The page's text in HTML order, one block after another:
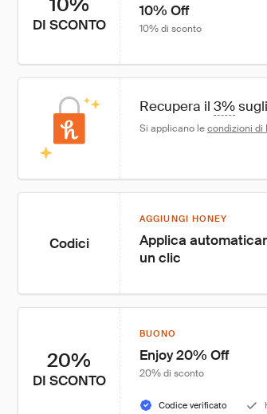
DI SCONTO
10% Off
10% di sconto
Recupera il 3%
Si applicano le condizioni di
Codici
AGGIUNGI HONEY
Applica
un clic
20%
DI SCONTO
BUONO
Enjoy 20% Off
20% di sconto
Codice verificato